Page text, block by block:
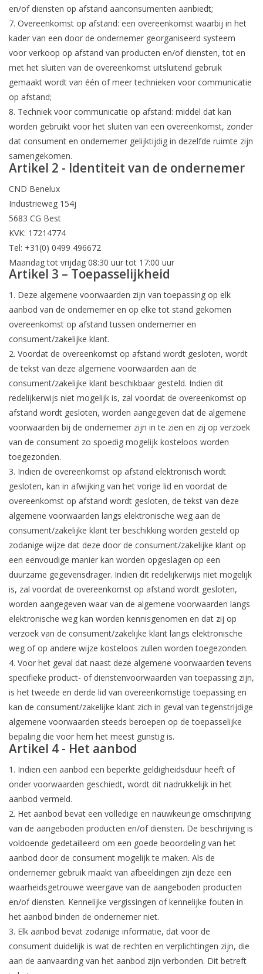
en/of diensten op afstand aanconsumenten aanbiedt;
7. Overeenkomst op afstand: een overeenkomst waarbij in het
kader van een door de ondernemer georganiseerd systeem
voor verkoop op afstand van producten en/of diensten, tot en
met het sluiten van de overeenkomst uitsluitend gebruik
gemaakt wordt van één of meer technieken voor communicatie
op afstand;
8. Techniek voor communicatie op afstand: middel dat kan
worden gebruikt voor het sluiten van een overeenkomst, zonder
dat consument en ondernemer gelijktijdig in dezelfde ruimte zijn
samengekomen.
Artikel 2 - Identiteit van de ondernemer
CND Benelux
Industrieweg 154j
5683 CG Best
KVK: 17214774
Tel: +31(0) 0499 496672
Maandag tot vrijdag 08:30 uur tot 17:00 uur
Artikel 3 – Toepasselijkheid
1. Deze algemene voorwaarden zijn van toepassing op elk
aanbod van de ondernemer en op elke tot stand gekomen
overeenkomst op afstand tussen ondernemer en
consument/zakelijke klant.
2. Voordat de overeenkomst op afstand wordt gesloten, wordt
de tekst van deze algemene voorwaarden aan de
consument/zakelijke klant beschikbaar gesteld. Indien dit
redelijkerwijs niet mogelijk is, zal voordat de overeenkomst op
afstand wordt gesloten, worden aangegeven dat de algemene
voorwaarden bij de ondernemer zijn in te zien en zij op verzoek
van de consument zo spoedig mogelijk kosteloos worden
toegezonden.
3. Indien de overeenkomst op afstand elektronisch wordt
gesloten, kan in afwijking van het vorige lid en voordat de
overeenkomst op afstand wordt gesloten, de tekst van deze
algemene voorwaarden langs elektronische weg aan de
consument/zakelijke klant ter beschikking worden gesteld op
zodanige wijze dat deze door de consument/zakelijke klant op
een eenvoudige manier kan worden opgeslagen op een
duurzame gegevensdrager. Indien dit redelijkerwijs niet mogelijk
is, zal voordat de overeenkomst op afstand wordt gesloten,
worden aangegeven waar van de algemene voorwaarden langs
elektronische weg kan worden kennisgenomen en dat zij op
verzoek van de consument/zakelijke klant langs elektronische
weg of op andere wijze kosteloos zullen worden toegezonden.
4. Voor het geval dat naast deze algemene voorwaarden tevens
specifieke product- of dienstenvoorwaarden van toepassing zijn,
is het tweede en derde lid van overeenkomstige toepassing en
kan de consument/zakelijke klant zich in geval van tegenstrijdige
algemene voorwaarden steeds beroepen op de toepasselijke
bepaling die voor hem het meest gunstig is.
Artikel 4 - Het aanbod
1. Indien een aanbod een beperkte geldigheidsduur heeft of
onder voorwaarden geschiedt, wordt dit nadrukkelijk in het
aanbod vermeld.
2. Het aanbod bevat een volledige en nauwkeurige omschrijving
van de aangeboden producten en/of diensten. De beschrijving is
voldoende gedetailleerd om een goede beoordeling van het
aanbod door de consument mogelijk te maken. Als de
ondernemer gebruik maakt van afbeeldingen zijn deze een
waarheidsgetrouwe weergave van de aangeboden producten
en/of diensten. Kennelijke vergissingen of kennelijke fouten in
het aanbod binden de ondernemer niet.
3. Elk aanbod bevat zodanige informatie, dat voor de
consument duidelijk is wat de rechten en verplichtingen zijn, die
aan de aanvaarding van het aanbod zijn verbonden. Dit betreft